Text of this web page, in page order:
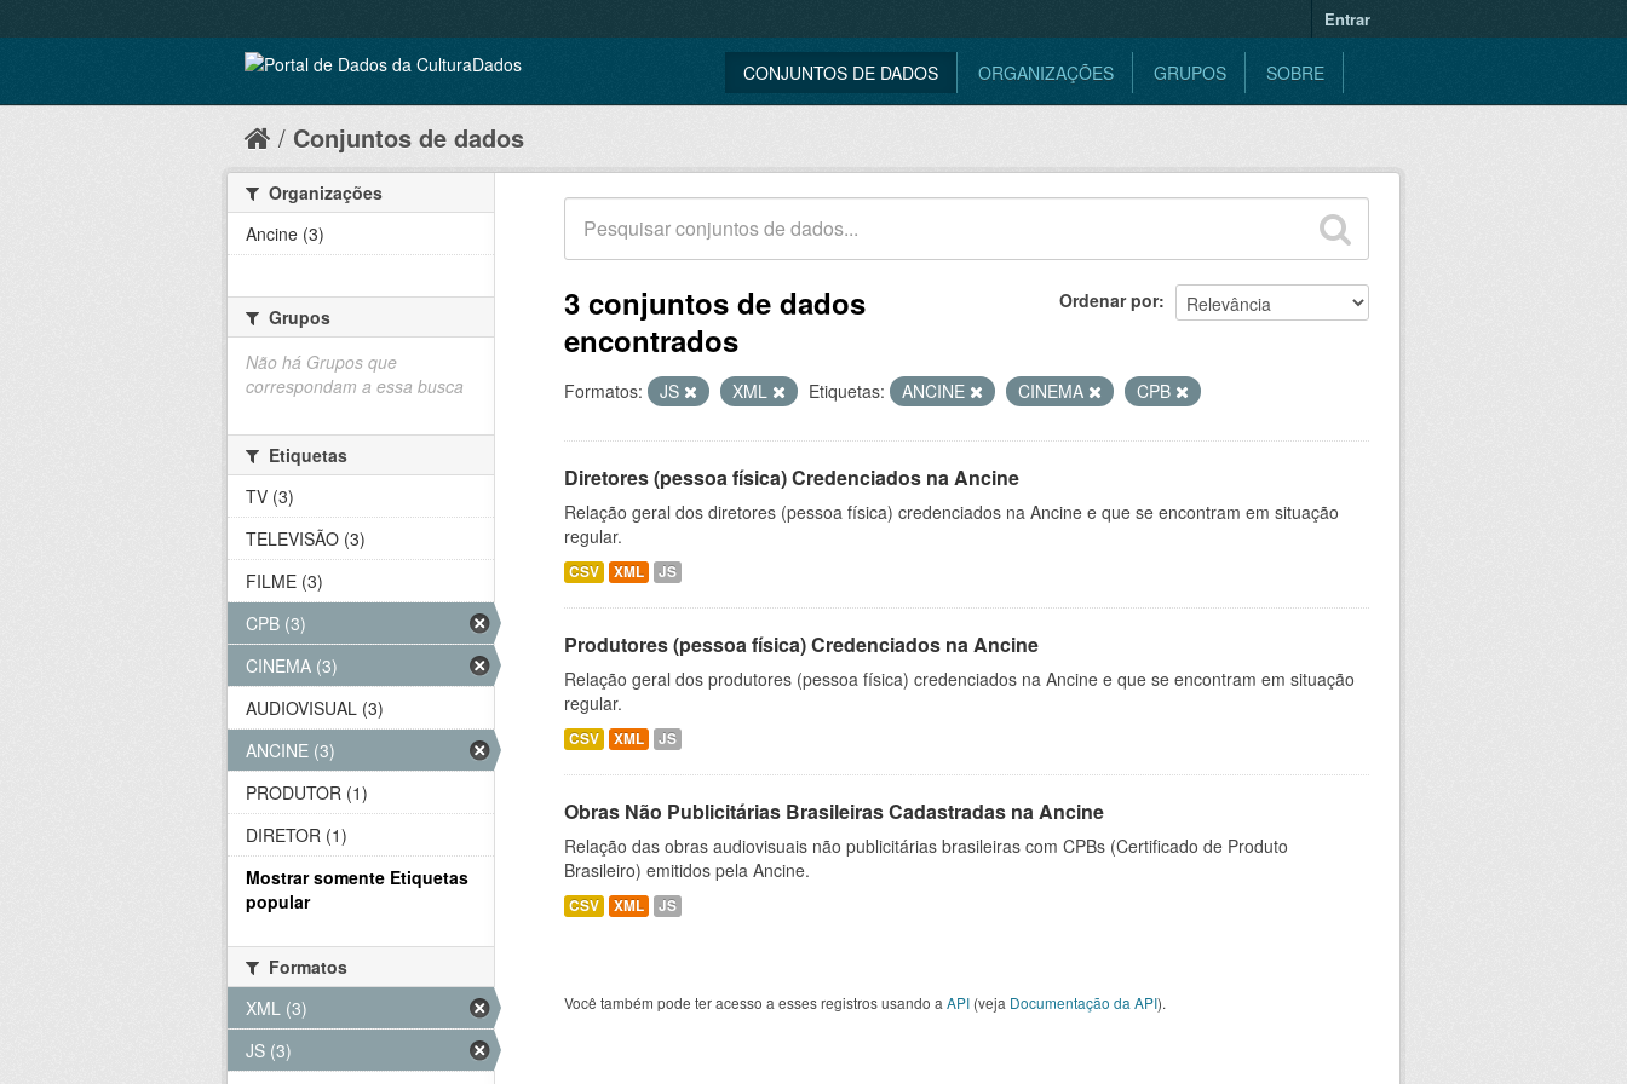
Entrar
CONJUNTOS DE DADOS ORGANIZAÇÕES GRUPOS SOBRE
Conjuntos de dados
Ordenar por
3 conjuntos de dados
encontrados
Formatos: JS XML Etiquetas: ANCINE CINEMA CPB
Diretores (pessoa física) Credenciados na Ancine
Relação geral dos diretores (pessoa física) credenciados na Ancine e que se encontram em situação
regular.
CSV XML JS
Produtores (pessoa física) Credenciados na Ancine
Relação geral dos produtores (pessoa física) credenciados na Ancine e que se encontram em situação
regular.
CSV XML JS
Obras Não Publicitárias Brasileiras Cadastradas na Ancine
Relação das obras audiovisuais não publicitárias brasileiras com CPBs (Certificado de Produto
Brasileiro) emitidos pela Ancine.
CSV XML JS
Você também pode ter acesso a esses registros usando a API (veja Documentação da API).
Organizações
Ancine (3)
Grupos
Não há Grupos que
correspondam a essa busca
Etiquetas
TV (3)
TELEVISÃO (3)
FILME (3)
CPB (3)
CINEMA (3)
AUDIOVISUAL (3)
ANCINE (3)
PRODUTOR (1)
DIRETOR (1)
Mostrar somente Etiquetas
popular
Formatos
XML (3)
JS (3)